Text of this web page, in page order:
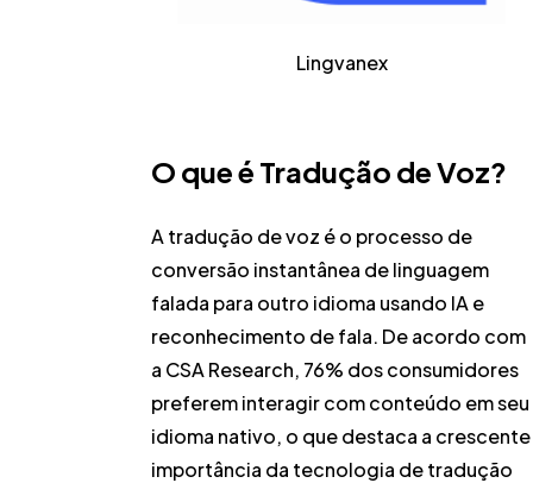
Lingvanex
O que é Tradução de Voz?
A tradução de voz é o processo de
conversão instantânea de linguagem
falada para outro idioma usando IA e
reconhecimento de fala. De acordo com
a CSA Research, 76% dos consumidores
preferem interagir com conteúdo em seu
idioma nativo, o que destaca a crescente
importância da tecnologia de tradução